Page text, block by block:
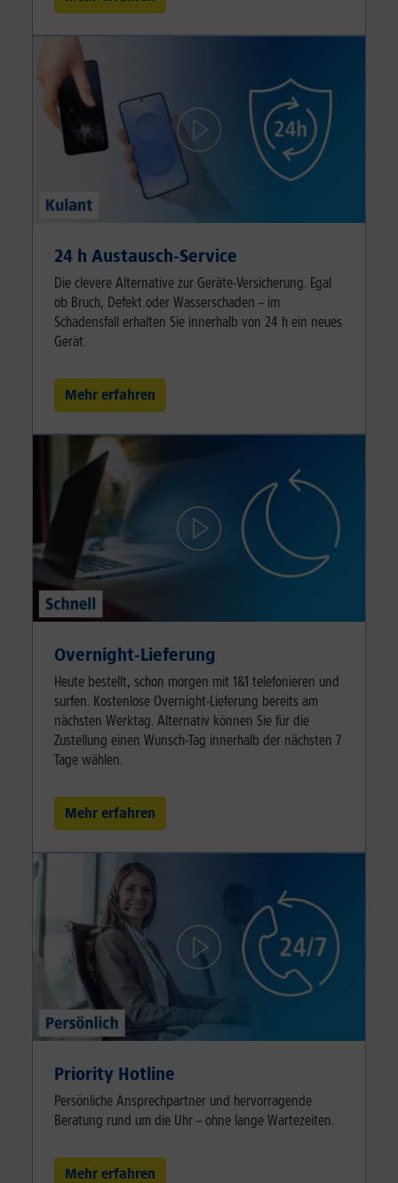
24 h Austausch-Service
Die clevere Alternative zur Geräte-Versicherung. Egal
ob Bruch, Defekt oder Wasserschaden – im
Schadensfall erhalten Sie innerhalb von 24 h ein neues
Gerät.
Mehr erfahren
Overnight-Lieferung
Heute bestellt, schon morgen mit 1&1 telefonieren und
surfen. Kostenlose Overnight-Lieferung bereits am
nächsten Werktag. Alternativ können Sie für die
Zustellung einen Wunsch-Tag innerhalb der nächsten 7
Tage wählen.
Mehr erfahren
Priority Hotline
Persönliche Ansprechpartner und hervorragende
Beratung rund um die Uhr – ohne lange Wartezeiten.
Mehr erfahren